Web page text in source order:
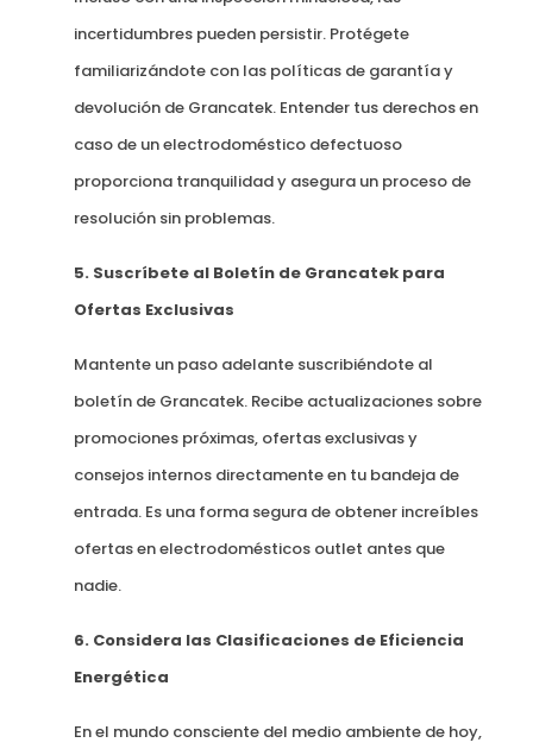
incertidumbres pueden persistir. Protégete
familiarizándote con las políticas de garantía y
devolución de Grancatek. Entender tus derechos en
caso de un electrodoméstico defectuoso
proporciona tranquilidad y asegura un proceso de
resolución sin problemas.
5. Suscríbete al Boletín de Grancatek para
Ofertas Exclusivas
Mantente un paso adelante suscribiéndote al
boletín de Grancatek. Recibe actualizaciones sobre
promociones próximas, ofertas exclusivas y
consejos internos directamente en tu bandeja de
entrada. Es una forma segura de obtener increíbles
ofertas en electrodomésticos outlet antes que
nadie.
6. Considera las Clasificaciones de Eficiencia
Energética
En el mundo consciente del medio ambiente de hoy,